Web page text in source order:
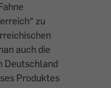
zu
auch die
Deutschland
Produktes